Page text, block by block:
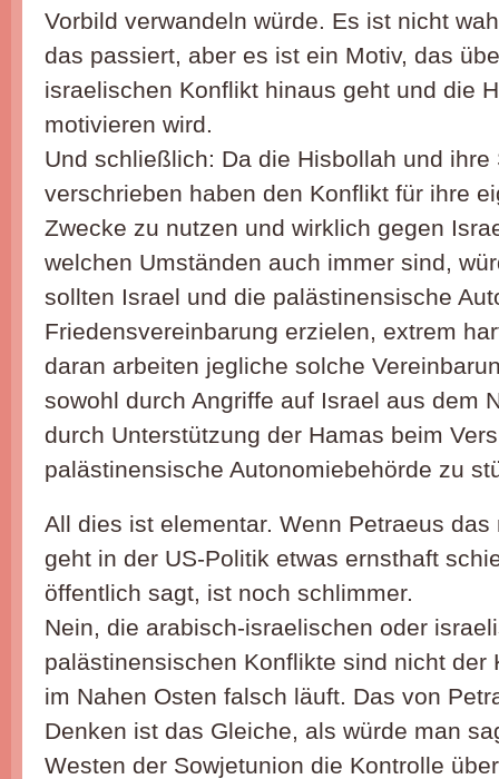
Vorbild verwandeln würde. Es ist nicht
das passiert, aber es ist ein Motiv, das
israelischen Konflikt hinaus geht und die
motivieren wird.
Und schließlich: Da die Hisbollah und ihre
verschrieben haben den Konflikt für ihre
Zwecke zu nutzen und wirklich gegen
welchen Umständen auch immer sind,
sollten Israel und die palästinensische
Friedensvereinbarung erzielen, extrem
daran arbeiten jegliche solche
sowohl durch Angriffe auf Israel aus dem
durch Unterstützung der Hamas beim
palästinensische Autonomiebehörde zu
All dies ist elementar. Wenn Petraeus
geht in der US-Politik etwas ernsthaft
öffentlich sagt, ist noch schlimmer.
Nein, die arabisch-israelischen oder
palästinensischen Konflikte sind nicht der
im Nahen Osten falsch läuft. Das von
Denken ist das Gleiche, als würde man
Westen der Sowjetunion die Kontrolle